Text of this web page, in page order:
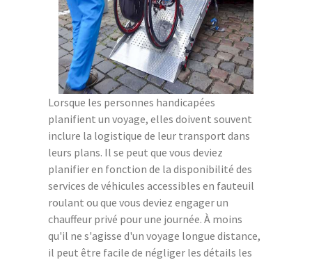
Lorsque les personnes handicapées
planifient un voyage, elles doivent souvent
inclure la logistique de leur transport dans
leurs plans. Il se peut que vous deviez
planifier en fonction de la disponibilité des
services de véhicules accessibles en fauteuil
roulant ou que vous deviez engager un
chauffeur privé pour une journée. À moins
qu'il ne s'agisse d'un voyage longue distance,
il peut être facile de négliger les détails les